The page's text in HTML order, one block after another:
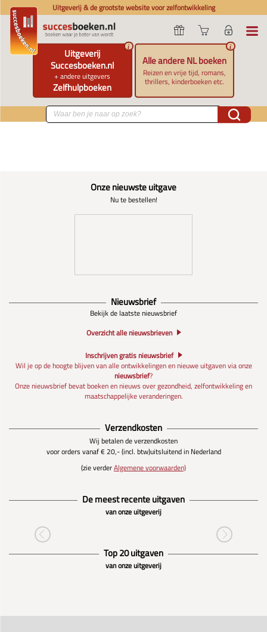
Uitgeverij & de grootste website voor zelfontwikkeling
Uitgeverij
Succesboeken.nl
+ andere uitgevers
Zelfhulpboeken
i
Alle andere NL boeken
Reizen en vrije tijd, romans,
thrillers, kinderboeken etc.
i
Onze nieuwste uitgave
Nu te bestellen!
Nieuwsbrief
Bekijk de laatste nieuwsbrief
Overzicht alle nieuwsbrieven
Inschrijven gratis nieuwsbrief
Wil je op de hoogte blijven van alle ontwikkelingen en nieuwe uitgaven via onze
nieuwsbrief?
Onze nieuwsbrief bevat boeken en nieuws over gezondheid, zelfontwikkeling en
maatschappelijke veranderingen.
Verzendkosten
Wij betalen de verzendkosten
voor orders vanaf € 20,- (incl. btw)uitsluitend in Nederland
(zie verderAlgemene voorwaarden)
De meest recente uitgaven
van onze uitgeverij
Top 20 uitgaven
van onze uitgeverij